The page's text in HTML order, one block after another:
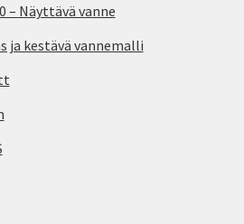
– Näyttävä vanne
ja kestävä vannemalli